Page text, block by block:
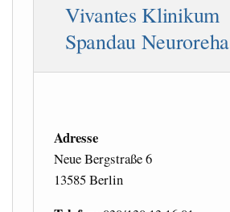
Vivantes Klinikum
Spandau Neuroreha
Adresse
Neue Bergstraße 6
13585 Berlin